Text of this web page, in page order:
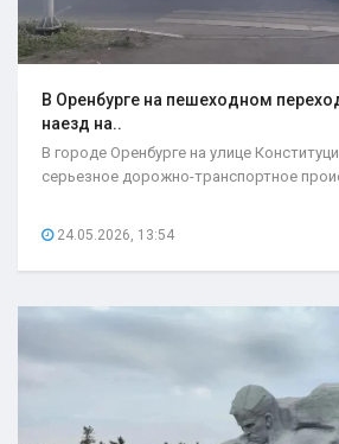
В Оренбурге на пешеходном
наезд на..
В городе Оренбурге на улице
серьезное дорожно-транспортное
24.05.2026, 13:54